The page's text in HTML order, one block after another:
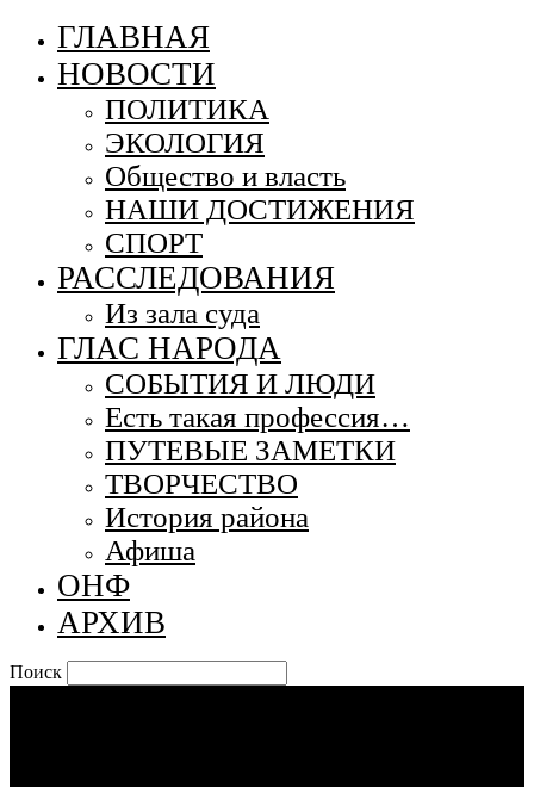
ГЛАВНАЯ
НОВОСТИ
ПОЛИТИКА
ЭКОЛОГИЯ
Общество и власть
НАШИ ДОСТИЖЕНИЯ
СПОРТ
РАССЛЕДОВАНИЯ
Из зала суда
ГЛАС НАРОДА
СОБЫТИЯ И ЛЮДИ
Есть такая профессия…
ПУТЕВЫЕ ЗАМЕТКИ
ТВОРЧЕСТВО
История района
Афиша
ОНФ
АРХИВ
Поиск